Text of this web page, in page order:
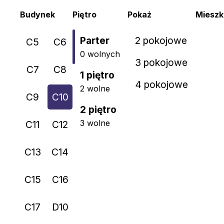
Budynek
C5 C6
C7 C8
C9 C10
C11 C12
C13 C14
C15 C16
C17 D10
Piętro
Parter
0 wolnych
1 piętro
2 wolne
2 piętro
3 wolne
Pokaż
2 pokojowe
3 pokojowe
4 pokojowe